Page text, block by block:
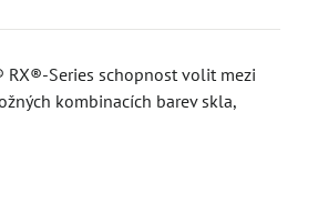
RX®-Series schopnost volit mezi
kombinacích barev skla,